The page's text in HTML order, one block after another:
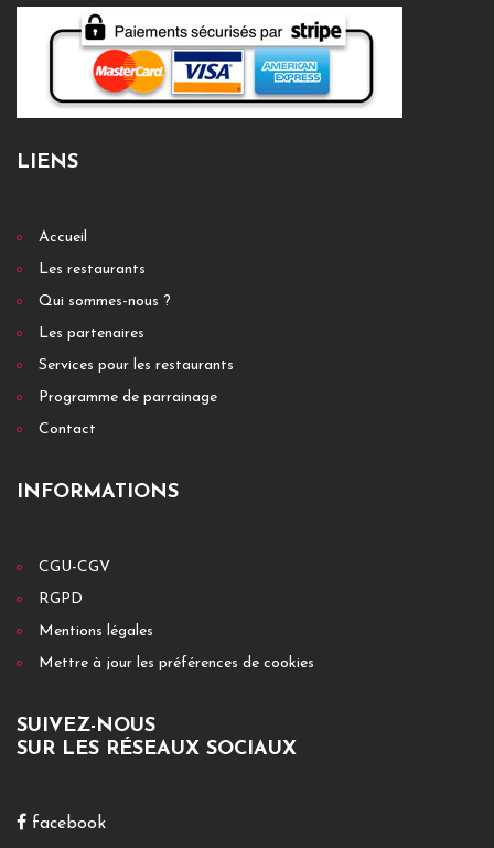
LIENS
Accueil
Les restaurants
Qui sommes-nous ?
Les partenaires
Services pour les restaurants
Programme de parrainage
Contact
INFORMATIONS
CGU-CGV
RGPD
Mentions légales
Mettre à jour les préférences de cookies
SUIVEZ-NOUS
SUR LES RÉSEAUX SOCIAUX
facebook